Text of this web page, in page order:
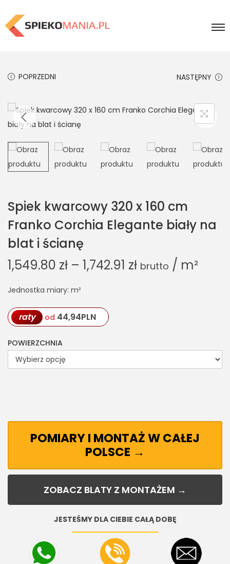
POPRZEDNI NASTĘPNY
Spiek kwarcowy 320 x 160 cm
Franko Corchia Elegante biały na
blat i ścianę
1,549.80 zł – 1,742.91 zł brutto / m²
Jednostka miary: m²
raty od 44,94PLN
POWIERZCHNIA
POMIARY I MONTAŻ W CAŁEJ
POLSCE →
ZOBACZ BLATY Z MONTAŻEM →
JESTEŚMY DLA CIEBIE CAŁĄ DOBĘ